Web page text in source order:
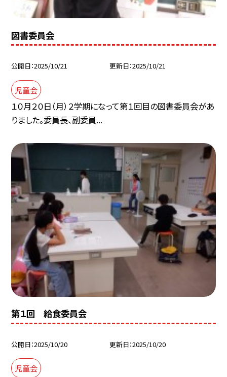
図書委員会
公開日 2025/10/21 更新日 2025/10/21
児童会
１０月２０日（月）２学期になって第１回目の図書委員会があ
りました。委員長、副委員...
第１回 給食委員会
公開日 2025/10/20 更新日 2025/10/20
児童会